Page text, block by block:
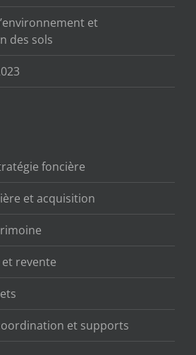
et
des sols
foncière
et acquisition
revente
et supports